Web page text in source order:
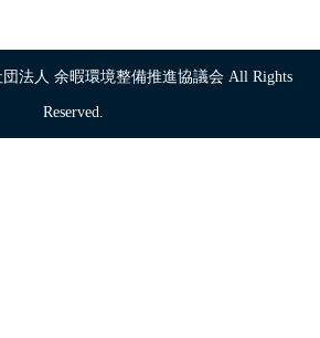
団法人 余暇環境整備推進協議会 All Rights
Reserved.